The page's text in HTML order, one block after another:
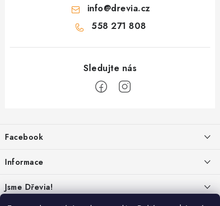
info@drevia.cz
558 271 808
p
a
Facebook
Informace
Jsme Dřevia!